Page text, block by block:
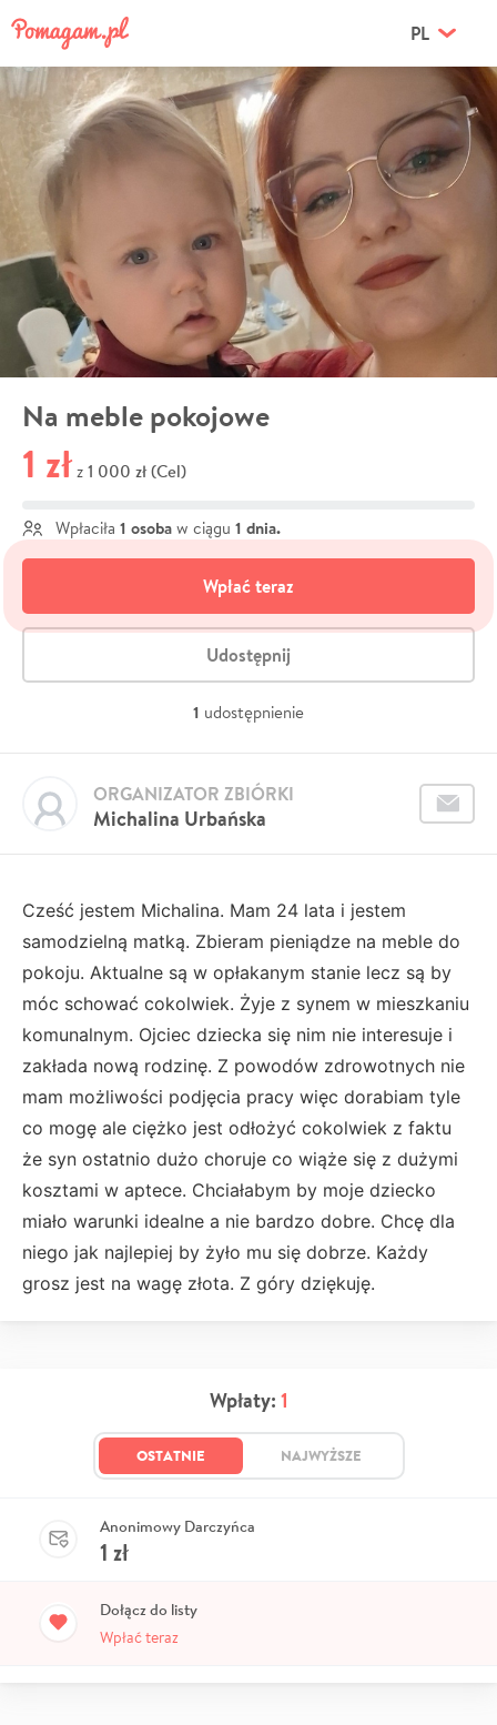
PL
Na meble pokojowe
1 zł z 1 000 zł (Cel)
Wpłaciła 1 osoba w ciągu 1 dnia.
Wpłać teraz
Udostępnij
1 udostępnienie
Michalina Urbańska
ORGANIZATOR ZBIÓRKI
Cześć jestem Michalina. Mam 24 lata i jestem
samodzielną matką. Zbieram pieniądze na meble do
pokoju. Aktualne są w opłakanym stanie lecz są by
móc schować cokolwiek. Żyje z synem w mieszkaniu
komunalnym. Ojciec dziecka się nim nie interesuje i
zakłada nową rodzinę. Z powodów zdrowotnych nie
mam możliwości podjęcia pracy więc dorabiam tyle
co mogę ale ciężko jest odłożyć cokolwiek z faktu
że syn ostatnio dużo choruje co wiąże się z dużymi
kosztami w aptece. Chciałabym by moje dziecko
miało warunki idealne a nie bardzo dobre. Chcę dla
niego jak najlepiej by żyło mu się dobrze. Każdy
grosz jest na wagę złota. Z góry dziękuję.
Wpłaty: 1
OSTATNIE NAJWYŻSZE
Anonimowy Darczyńca
1 zł
Dołącz do listy
Wpłać teraz